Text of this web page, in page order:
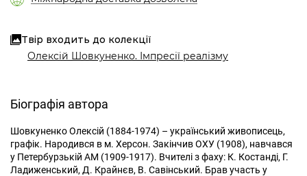
Твір входить до колекції
Олексій Шовкуненко. Імпресії реалізму
Біографія автора
Шовкуненко Олексій (1884-1974) – український живописець,
графік. Народився в м. Херсон. Закінчив ОХУ (1908), навчався
у Петербурзькій АМ (1909-1917). Вчителі з фаху: К. Костанді, Г.
Ладиженський, Д. Крайнєв, В. Савінський. Брав участь у